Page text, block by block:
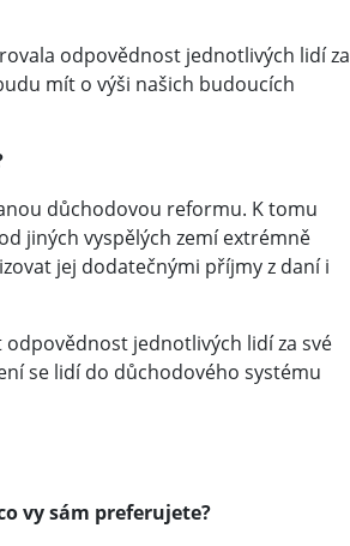
odpovědnost jednotlivých lidí za
mít o výši našich budoucích
důchodovou reformu. K tomu
jiných vyspělých zemí extrémně
jej dodatečnými příjmy z daní i
jednotlivých lidí za své
se lidí do důchodového systému
vy sám preferujete?